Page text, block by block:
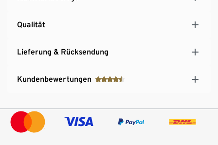
Qualität
Lieferung & Rücksendung
Kundenbewertungen